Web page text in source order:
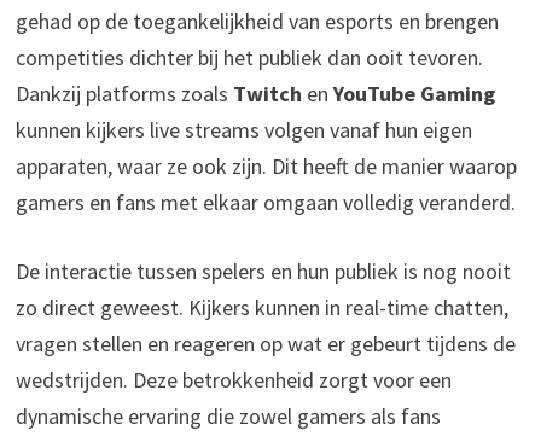
gehad op de toegankelijkheid van esports en brengen
competities dichter bij het publiek dan ooit tevoren.
Dankzij platforms zoals Twitch enYouTube Gaming
kunnen kijkers live streams volgen vanaf hun eigen
apparaten, waar ze ook zijn. Dit heeft de manier waarop
gamers en fans met elkaar omgaan volledig veranderd.
De interactie tussen spelers en hun publiek is nog nooit
zo direct geweest. Kijkers kunnen in real-time chatten,
vragen stellen en reageren op wat er gebeurt tijdens de
wedstrijden. Deze betrokkenheid zorgt voor een
dynamische ervaring die zowel gamers als fans